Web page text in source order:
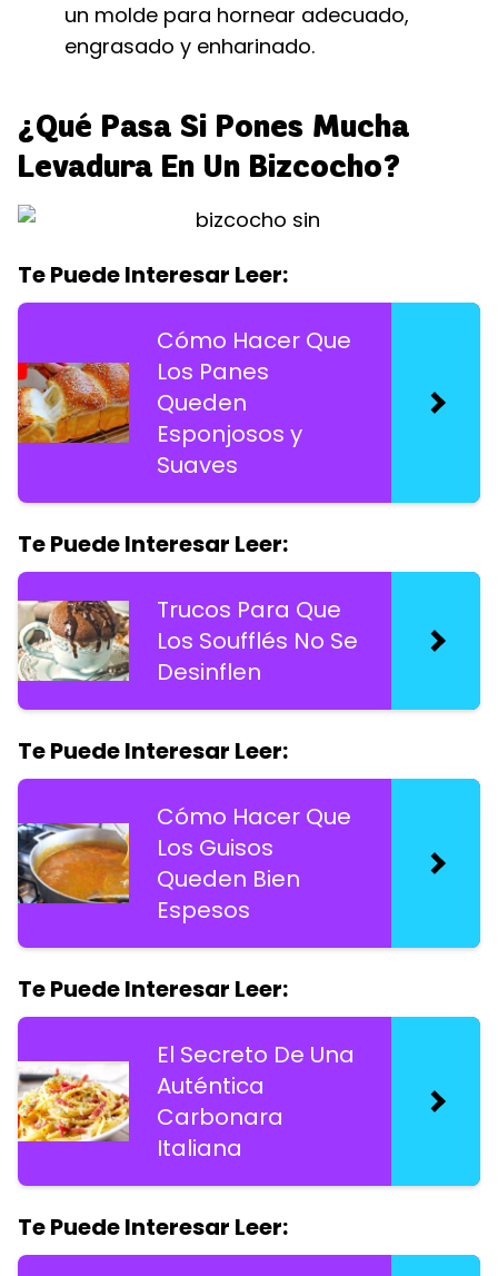
un molde para hornear adecuado,
engrasado y enharinado.
¿Qué Pasa Si Pones Mucha
Levadura En Un Bizcocho?
Te Puede Interesar Leer:
Cómo Hacer Que
Los Panes
Queden
Esponjosos y
Suaves
Te Puede Interesar Leer:
Trucos Para Que
Los Soufflés No Se
Desinflen
Te Puede Interesar Leer:
Cómo Hacer Que
Los Guisos
Queden Bien
Espesos
Te Puede Interesar Leer:
El Secreto De Una
Auténtica
Carbonara
Italiana
Te Puede Interesar Leer: